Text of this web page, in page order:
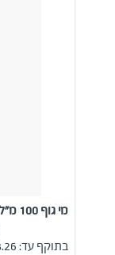
מי גוף 100 מ"ל ב-45 ₪ במקום 99.90 ₪
בתוקף עד: 31.08.26